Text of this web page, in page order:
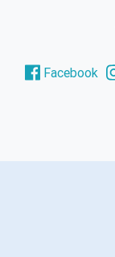
Facebook